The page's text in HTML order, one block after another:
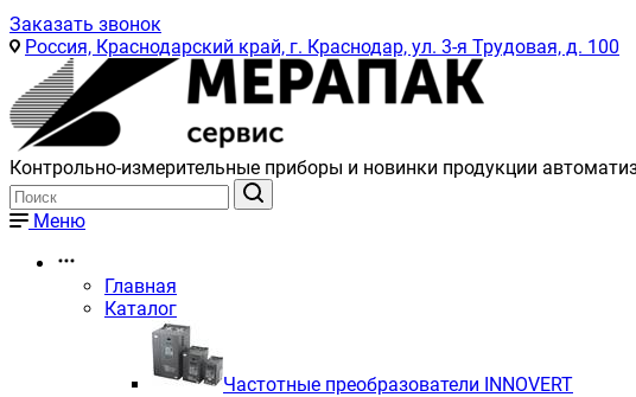
Заказать звонок
Россия, Краснодарский край, г. Краснодар, ул. 3-я Трудовая, д. 100
Контрольно-измерительные приборы и новинки продукции
Меню
Главная
Каталог
Частотные преобразователи INNOVERT